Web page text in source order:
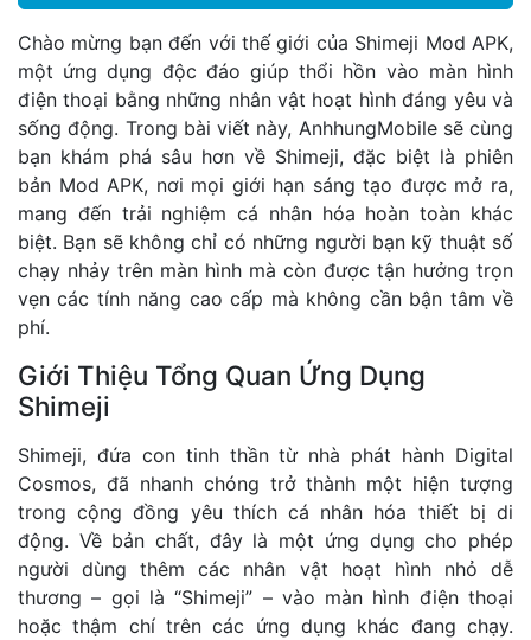
Chào mừng bạn đến với thế giới của Shimeji Mod APK,
một ứng dụng độc đáo giúp thổi hồn vào màn hình
điện thoại bằng những nhân vật hoạt hình đáng yêu và
sống động. Trong bài viết này, AnhhungMobile sẽ cùng
bạn khám phá sâu hơn về Shimeji, đặc biệt là phiên
bản Mod APK, nơi mọi giới hạn sáng tạo được mở ra,
mang đến trải nghiệm cá nhân hóa hoàn toàn khác
biệt. Bạn sẽ không chỉ có những người bạn kỹ thuật số
chạy nhảy trên màn hình mà còn được tận hưởng trọn
vẹn các tính năng cao cấp mà không cần bận tâm về
phí.
Giới Thiệu Tổng Quan Ứng Dụng
Shimeji
Shimeji, đứa con tinh thần từ nhà phát hành Digital
Cosmos, đã nhanh chóng trở thành một hiện tượng
trong cộng đồng yêu thích cá nhân hóa thiết bị di
động. Về bản chất, đây là một ứng dụng cho phép
người dùng thêm các nhân vật hoạt hình nhỏ dễ
thương – gọi là “Shimeji” – vào màn hình điện thoại
hoặc thậm chí trên các ứng dụng khác đang chạy.